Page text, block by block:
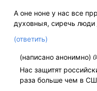
А оне ноне у нас все
духовныя, сиречь
(ответить)
(написано анонимно)
Нас защитят
раза больше чем в